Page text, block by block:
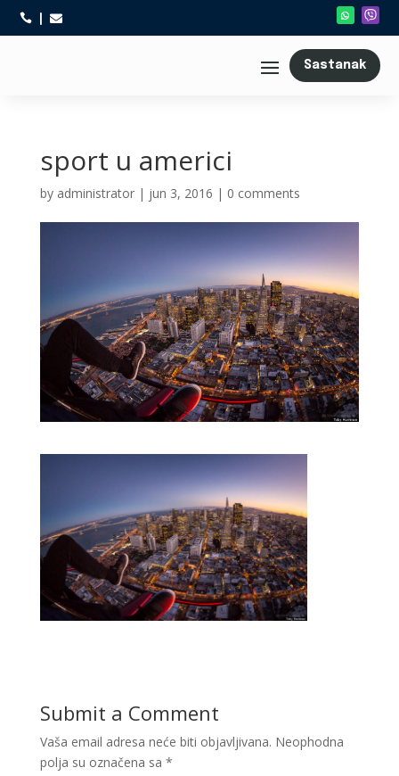
 
Sastanak
sport u americi
by administrator| jun 3, 2016 | 0 comments
Submit a Comment
Vaša email adresa neće biti objavljivana. Neophodna
polja su označena sa *